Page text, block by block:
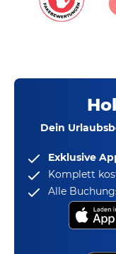
Dein
Exklusive
Komplett
Alle